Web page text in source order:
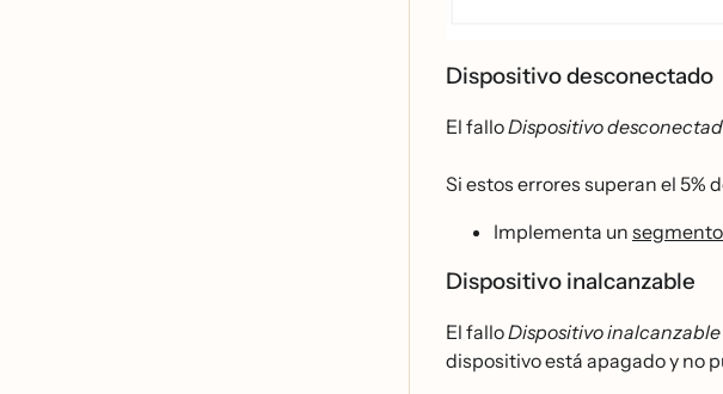
Dispositivo desconectado
El falloDispositivo
Si estos errores superan el 5%
Implementa un
Dispositivo inalcanzable
El falloDispositivo inalcanzable
dispositivo está apagado y no